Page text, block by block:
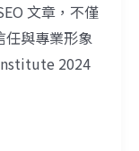
文章，不僅
任與專業形象
2024